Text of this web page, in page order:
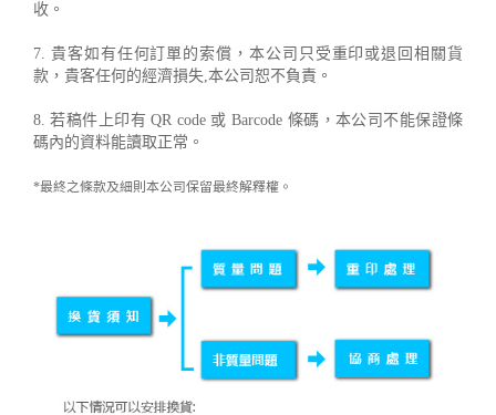
收。
7. 貴客如有任何訂單的索償，本公司只受重印或退回相關貨
款，貴客任何的經濟損失,本公司恕不負責。
8. 若稿件上印有 QR code 或 Barcode 條碼，本公司不能保證條
碼內的資料能讀取正常。
*最終之條款及細則本公司保留最終解釋權。